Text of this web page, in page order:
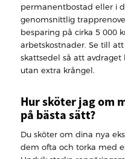
permanentbostad eller i
genomsnittlig
besparing på cirka 5 000
arbetskostnader. Se till
skattsedel så att
utan extra krångel.
Hur sköter jag om
på bästa sätt?
Du sköter om dina nya
dem ofta och torka med